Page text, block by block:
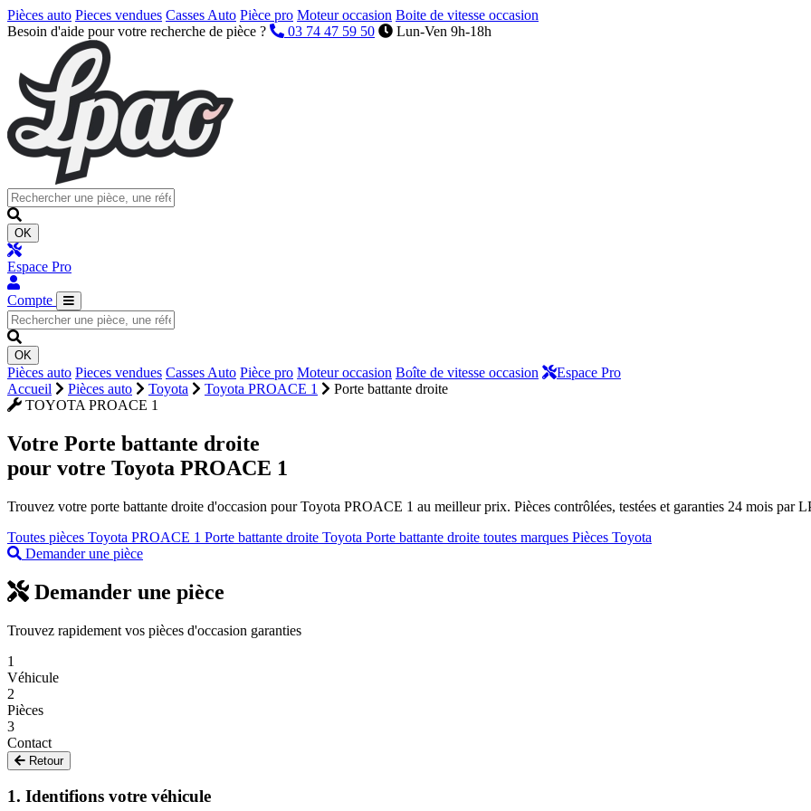
Pièces auto Pieces vendues Casses Auto Pièce pro Moteur occasion Boite de vitesse occasion
Besoin d'aide pour votre recherche de pièce ?
03 74 47 59 50 Lun-Ven 9h-18h
OK
Espace Pro
Compte
OK
Pièces auto Pieces vendues Casses Auto Pièce pro Moteur occasion Boîte de vitesse occasion
Espace Pro
Accueil
Pièces auto Toyota Toyota PROACE 1
Porte battante droite
TOYOTA PROACE 1
Votre Porte battante droite
pour votre Toyota PROACE 1
Trouvez votre porte battante droite d'occasion pour Toyota PROACE 1 au meilleur prix. Pièces contrôlées, testées et garanties 24 mois par
Toutes pièces Toyota PROACE 1 Porte battante droite Toyota Porte battante droite toutes marques Pièces Toyota
Demander une pièce
Demander une pièce
Trouvez rapidement vos pièces d'occasion garanties
1
Véhicule
2
Pièces
3
Contact
Retour
1. Identifions votre véhicule